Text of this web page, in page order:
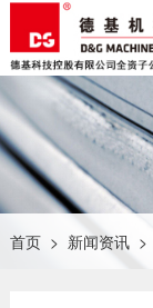
关于我们
走进德基
企业文化
技术研发
公司荣誉
产品中心
DGX系列沥青混
环保型沥青混合
整体式再生设备
沥青混合料再生设
飞达服务
营销网络
售后服务
配件业务
新闻资讯
公司新闻
行业动态
展会活动
碳核查第三方声明
人才招聘
人才招聘
简历投递
首页 > 新闻资讯 >